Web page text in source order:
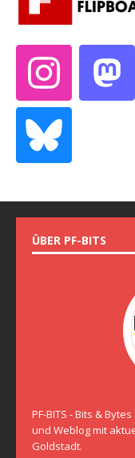
ÜBER PF-BITS
PF-BITS - Bits &
und Weblog mit
Goldstadt.